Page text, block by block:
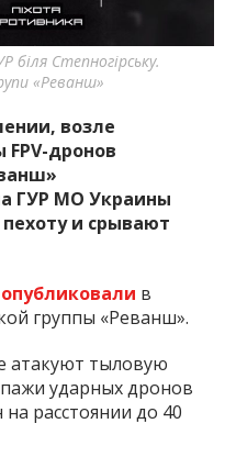
о событиях
Запорожья и области.
біля Степногірську.
«Реванш»
возле
FPV-дронов
ГУР МО Украины
и срывают
опубликовали в
группы «Реванш».
атакуют тыловую
ударных дронов
расстоянии до 40